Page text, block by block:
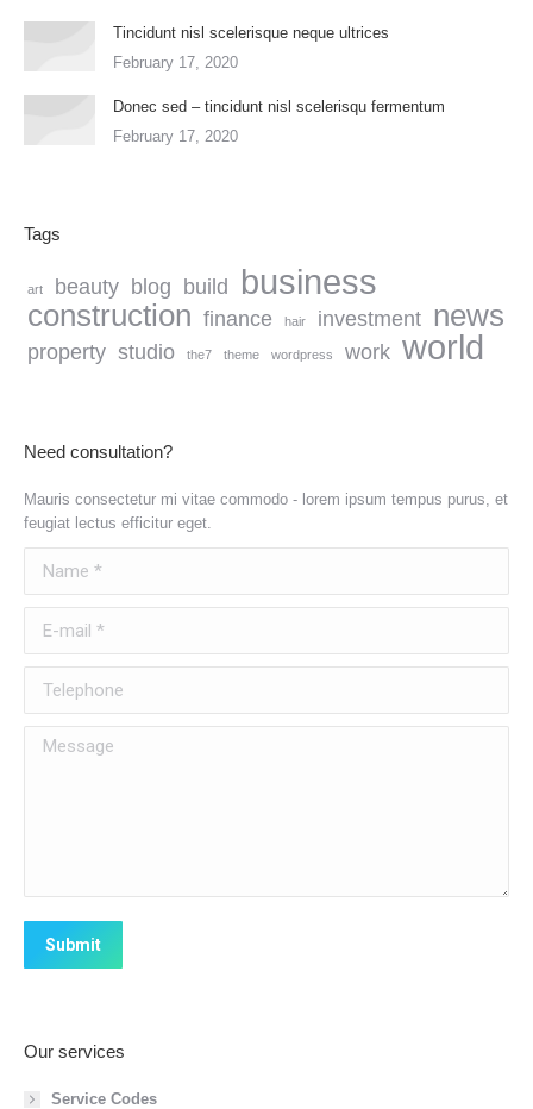
Tincidunt nisl scelerisque neque ultrices
February 17, 2020
Donec sed – tincidunt nisl scelerisqu fermentum
February 17, 2020
Tags
art beauty blog build business
construction finance hair investment news
property studio the7 theme wordpress work world
Need consultation?
Mauris consectetur mi vitae commodo - lorem ipsum tempus purus, et
feugiat lectus efficitur eget.
Message
Submit
Our services
Service Codes